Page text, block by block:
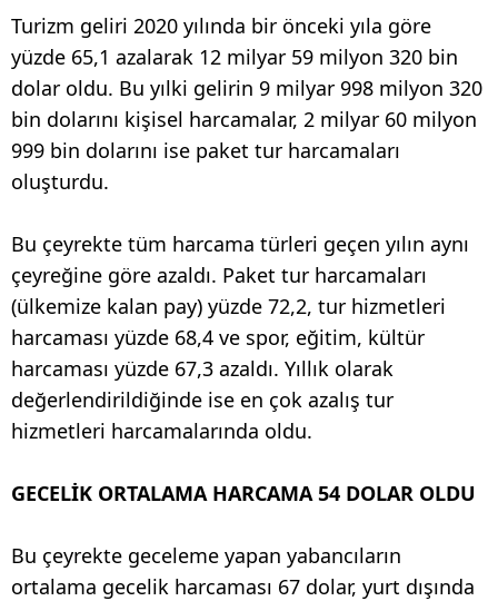
Turizm geliri 2020 yılında bir önceki yıla göre
yüzde 65,1 azalarak 12 milyar 59 milyon 320 bin
dolar oldu. Bu yılki gelirin 9 milyar 998 milyon 320
bin dolarını kişisel harcamalar, 2 milyar 60 milyon
999 bin dolarını ise paket tur harcamaları
oluşturdu.
Bu çeyrekte tüm harcama türleri geçen yılın aynı
çeyreğine göre azaldı. Paket tur harcamaları
(ülkemize kalan pay) yüzde 72,2, tur hizmetleri
harcaması yüzde 68,4 ve spor, eğitim, kültür
harcaması yüzde 67,3 azaldı. Yıllık olarak
değerlendirildiğinde ise en çok azalış tur
hizmetleri harcamalarında oldu.
GECELİK ORTALAMA HARCAMA 54 DOLAR OLDU
Bu çeyrekte geceleme yapan yabancıların
ortalama gecelik harcaması 67 dolar, yurt dışında